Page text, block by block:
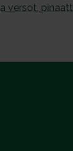
versot,